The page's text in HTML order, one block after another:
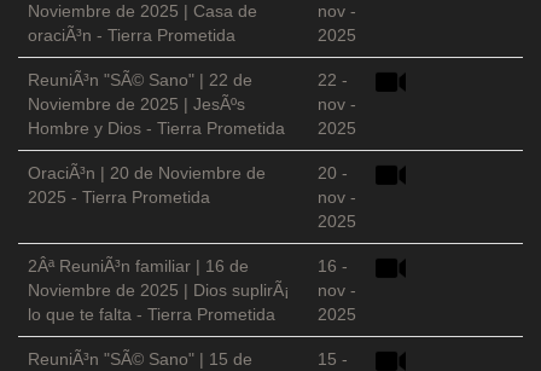
Noviembre de 2025 | Casa de
oraciÃ³n - Tierra Prometida
nov -
2025
ReuniÃ³n "SÃ© Sano" | 22 de
Noviembre de 2025 | JesÃºs
Hombre y Dios - Tierra Prometida
22 -
nov -
2025
OraciÃ³n | 20 de Noviembre de
2025 - Tierra Prometida
20 -
nov -
2025
2Âª ReuniÃ³n familiar | 16 de
Noviembre de 2025 | Dios suplirÃ¡
lo que te falta - Tierra Prometida
16 -
nov -
2025
ReuniÃ³n "SÃ© Sano" | 15 de
15 -